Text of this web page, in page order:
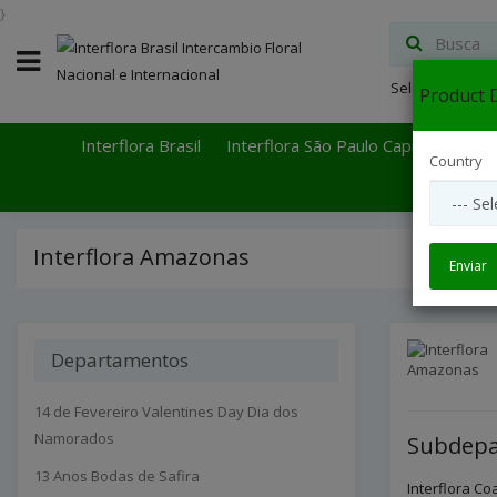
Select
Interflora Brasil Interflora São Paulo Capital
Interflora Amazonas
Departamentos
14 de Fevereiro Valentines Day Dia dos
Namorados
13 Anos Bodas de Safira
Interflora
}
Product
Country
Enviar